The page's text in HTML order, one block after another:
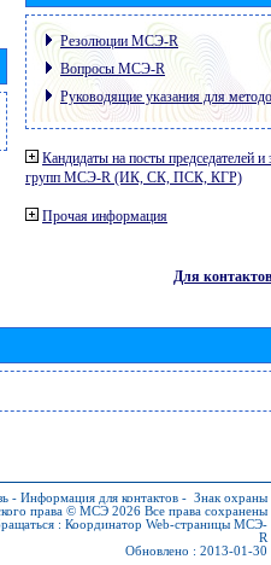
Резолюции МСЭ-R
Вопросы МСЭ-R
Руководящие указания для
Кандидаты на посты председателей и
групп МСЭ-R (ИК, СК, ПСК, КГР)
Прочая информация
Для контактов
- Информация для контактов - Знак охраны
права © МСЭ 2026 Все права сохранены
: Координатор Web-страницы МСЭ-
R
Обновлено : 2013-01-30